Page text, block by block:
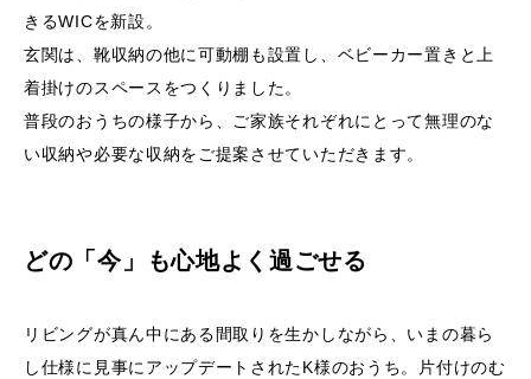
きるWICを新設。
玄関は、靴収納の他に可動棚も設置し、ベビーカー置きと上
着掛けのスペースをつくりました。
普段のおうちの様子から、ご家族それぞれにとって無理のな
い収納や必要な収納をご提案させていただきます。
どの「今」も心地よく過ごせる
リビングが真ん中にある間取りを生かしながら、いまの暮ら
し仕様に見事にアップデートされたK様のおうち。片付けのむ